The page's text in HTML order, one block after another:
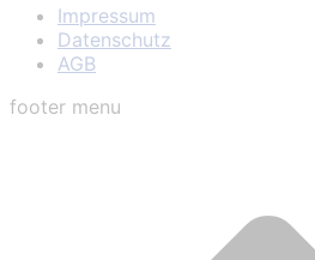
Impressum
Datenschutz
AGB
footer menu